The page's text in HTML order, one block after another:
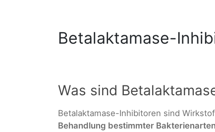
Betalaktamase-
Was sind
Betalaktamase-Inhibitoren sind
Behandlung bestimmter Bakterienarten